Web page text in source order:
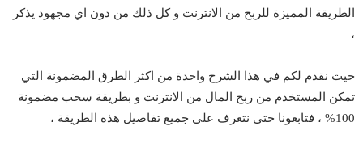
الطريقة المميزة للربح من الانترنت و كل ذلك من دون اي مجهود يذكر
،
حيث نقدم لكم في هذا الشرح واحدة من اكثر الطرق المضمونة التي
تمكن المستخدم من ربح المال من الانترنت و بطريقة سحب مضمونة
100% ، فتابعونا حتى نتعرف على جميع تفاصيل هذه الطريقة ،